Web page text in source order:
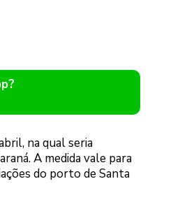
na qual seria
A medida vale para
do porto de Santa